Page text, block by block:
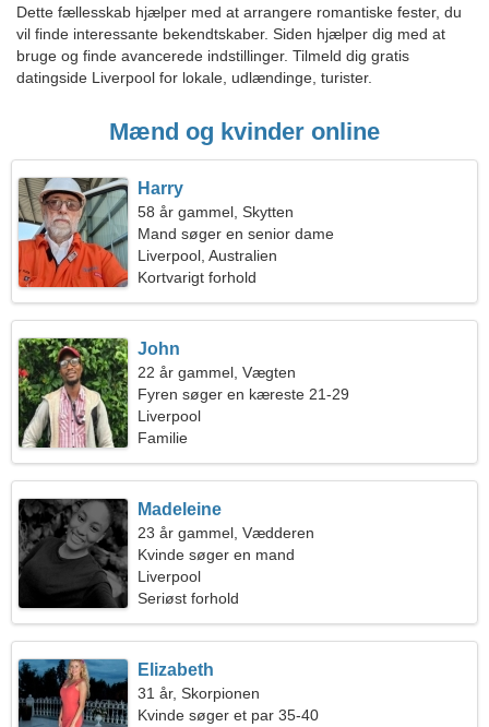
Dette fællesskab hjælper med at arrangere romantiske fester, du
vil finde interessante bekendtskaber. Siden hjælper dig med at
bruge og finde avancerede indstillinger. Tilmeld dig gratis
datingside Liverpool for lokale, udlændinge, turister.
Mænd og kvinder online
Harry
58 år gammel, Skytten
Mand søger en senior dame
Liverpool, Australien
Kortvarigt forhold
John
22 år gammel, Vægten
Fyren søger en kæreste 21-29
Liverpool
Familie
Madeleine
23 år gammel, Vædderen
Kvinde søger en mand
Liverpool
Seriøst forhold
Elizabeth
31 år, Skorpionen
Kvinde søger et par 35-40